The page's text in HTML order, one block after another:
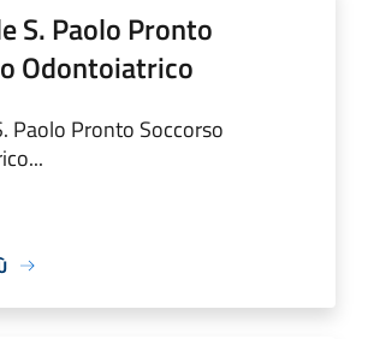
S. Paolo Pronto
Odontoiatrico
Paolo Pronto Soccorso